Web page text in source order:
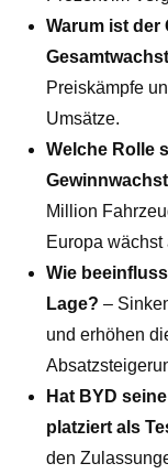
Warum ist der
Preiskämpfe
Umsätze.
Welche Rolle
Million
Europa wächst
Wie
Lage? –
und erhöhen
Hat BYD
platziert als
den